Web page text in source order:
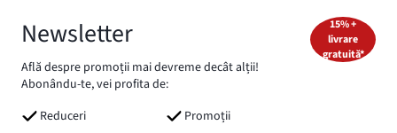
Newsletter
Află despre promoții mai devreme decât alții!
Abonându-te, vei profita de:
Reduceri
Promoții
15% +
livrare
gratuită*